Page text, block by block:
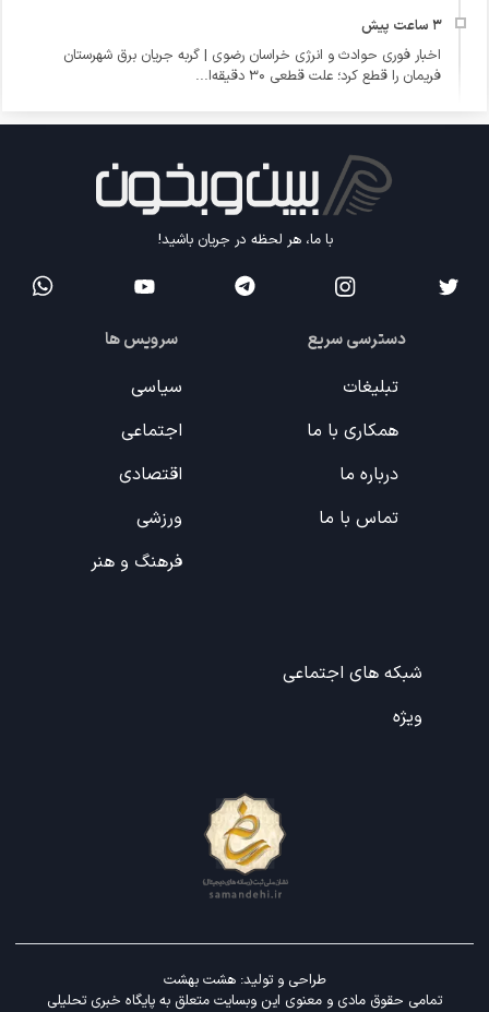
اخبار فوری حوادث و انرژی خراسان رضوی | گربه جریان برق شهرستان
فریمان را قطع کرد؛ علت قطعی ۳۰ دقیقه‌ا...
با ما، هر لحظه در جریان باشید!
دسترسی سریع
تبلیغات
همکاری با ما
درباره ما
تماس با ما
سرویس ها
سیاسی
اجتماعی
اقتصادی
ورزشی
فرهنگ و هنر
شبکه های اجتماعی
ویژه
تمامی حقوق مادی و معنوی این وبسایت متعلق به پایگاه خبری تحلیلی
طراحی و تولید:هشت بهشت